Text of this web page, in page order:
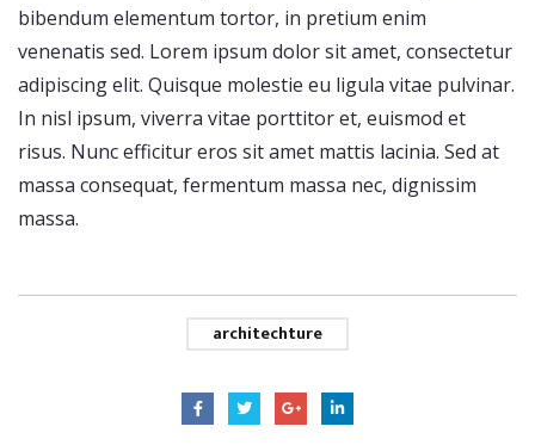
bibendum elementum tortor, in pretium enim
venenatis sed. Lorem ipsum dolor sit amet, consectetur
adipiscing elit. Quisque molestie eu ligula vitae pulvinar.
In nisl ipsum, viverra vitae porttitor et, euismod et
risus. Nunc efficitur eros sit amet mattis lacinia. Sed at
massa consequat, fermentum massa nec, dignissim
massa.
architechture